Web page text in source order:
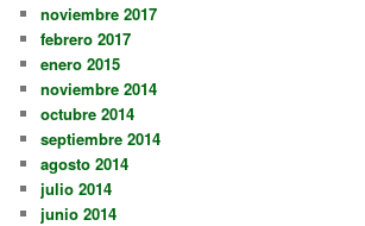
noviembre 2017
febrero 2017
enero 2015
noviembre 2014
octubre 2014
septiembre 2014
agosto 2014
julio 2014
junio 2014